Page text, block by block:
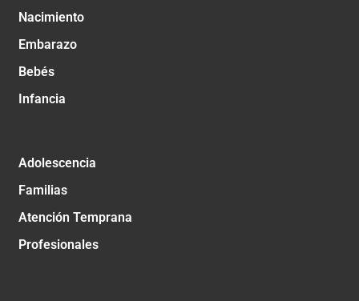
Nacimiento
Embarazo
Bebés
Infancia
Adolescencia
Familias
Atención Temprana
Profesionales